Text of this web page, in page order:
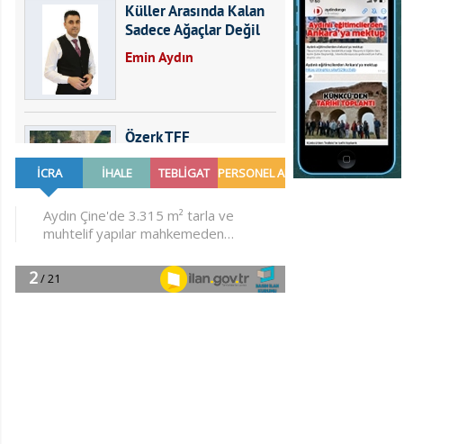
Küller Arasında Kalan
Sadece Ağaçlar Değil
Emin Aydın
Özerk TFF
Furkan SARICA
GÜNDEMDE NELER
OLMALI?